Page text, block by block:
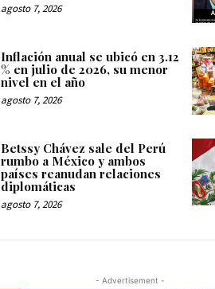
agosto 7, 2026
Inflación anual se ubicó en 3.12
% en julio de 2026, su menor
nivel en el año
agosto 7, 2026
Betssy Chávez sale del Perú
rumbo a México y ambos
países reanudan relaciones
diplomáticas
agosto 7, 2026
- Advertisement -